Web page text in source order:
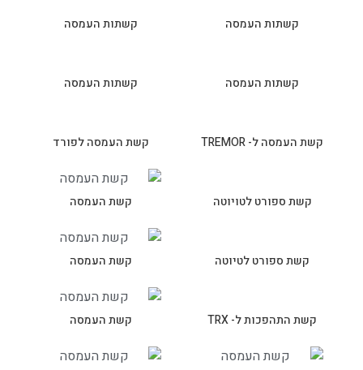
קשתות העמסה קשתות העמסה
קשתות העמסה קשתות העמסה
קשת העמסה ל- TREMOR קשת העמסה לפורד
קשת ספורט לטויוטה קשת העמסה
קשת ספורט לטיוטה קשת העמסה
קשת התהפכות ל- TRX קשת העמסה